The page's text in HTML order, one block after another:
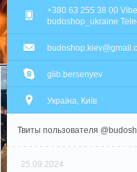
+380 63 255 38 00
budoshop_ukraine
glib.bersenyev
Україна, Київ
Твиты пользователя
25.09.2024